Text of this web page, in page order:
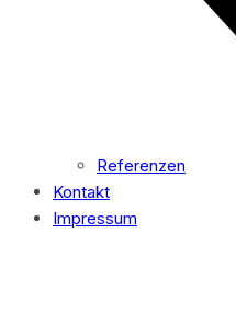
Referenzen
Kontakt
Impressum